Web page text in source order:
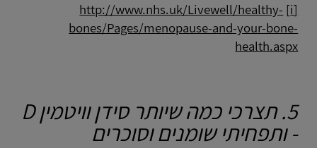
[i]
http://www.nhs.uk/Livewell/healthy-
bones/Pages/menopause-and-your-bone-
health.aspx
5. תצרכי כמה שיותר סידן וויטמין D
- ותפחיתי שומנים וסוכרים